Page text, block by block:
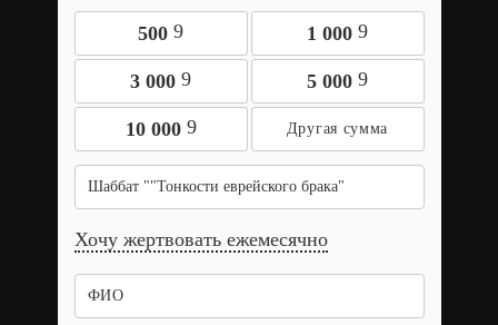
500 9 1 000 9
3 000 9 5 000 9
10 000 9
Шаббат ""Тонкости еврейского брака"
Хочу жертвовать ежемесячно